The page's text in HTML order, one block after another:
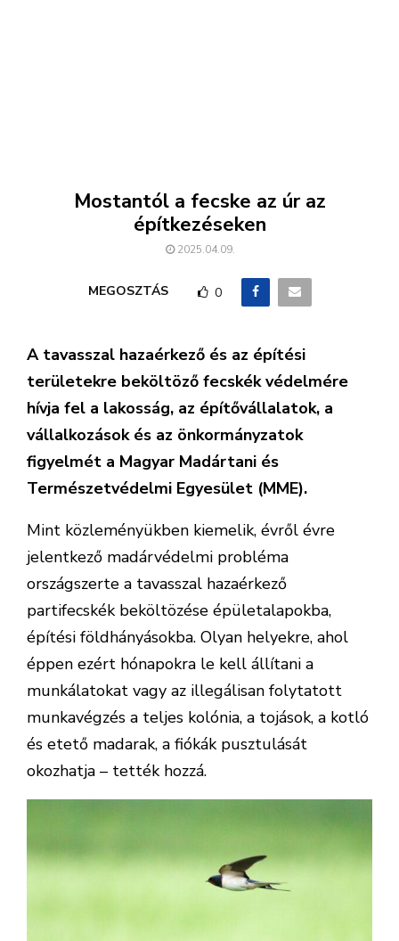
Mostantól a fecske az úr az
építkezéseken
2025.04.09.
MEGOSZTÁS 0
A tavasszal hazaérkező és az építési
területekre beköltöző fecskék védelmére
hívja fel a lakosság, az építővállalatok, a
vállalkozások és az önkormányzatok
figyelmét a Magyar Madártani és
Természetvédelmi Egyesület (MME).
Mint közleményükben kiemelik, évről évre
jelentkező madárvédelmi probléma
országszerte a tavasszal hazaérkező
partifecskék beköltözése épületalapokba,
építési földhányásokba. Olyan helyekre, ahol
éppen ezért hónapokra le kell állítani a
munkálatokat vagy az illegálisan folytatott
munkavégzés a teljes kolónia, a tojások, a kotló
és etető madarak, a fiókák pusztulását
okozhatja – tették hozzá.